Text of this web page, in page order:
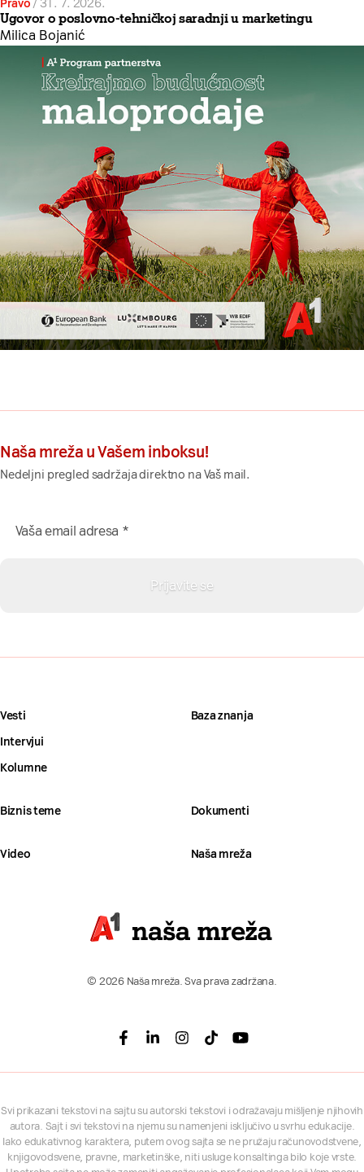
Pravo / 31. 7. 2026.
Ugovor o poslovno-tehničkoj saradnji u marketingu
Milica Bojanić
Naša mreža u Vašem inboksu!
Nedeljni pregled sadržaja direktno na Vaš mail.
Vesti
Intervjui
Kolumne
Baza znanja
Biznis teme Dokumenti
Video Naša mreža
© 2026 Naša mreža. Sva prava zadržana.
Facebook
LinkedinInstagram
TiktokYoutube
Svi prikazani tekstovi na sajtu su autorski tekstovi i odražavaju mišljenje njihovih
autora. Sajt i svi tekstovi na njemu su namenjeni isključivo u svrhu edukacije.
Iako edukativnog karaktera, putem ovog sajta se ne pružaju računovodstvene,
knjigovodsvene, pravne, marketinške, niti usluge konsaltinga bilo koje vrste.